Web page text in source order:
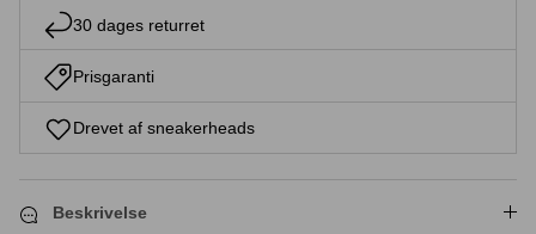
Sneaker rengøring
30 dages returret
Prisgaranti
Drevet af sneakerheads
Beskrivelse